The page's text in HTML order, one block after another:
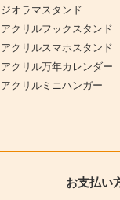
ジオラマスタンド
アクリルフックスタンド
アクリルスマホスタンド
アクリル万年カレンダー
アクリルミニハンガー
お支払い